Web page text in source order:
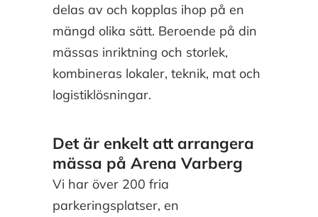
delas av och kopplas ihop på en
mängd olika sätt. Beroende på din
mässas inriktning och storlek,
kombineras lokaler, teknik, mat och
logistiklösningar.
Det är enkelt att arrangera
mässa på Arena Varberg
Vi har över 200 fria
parkeringsplatser, en